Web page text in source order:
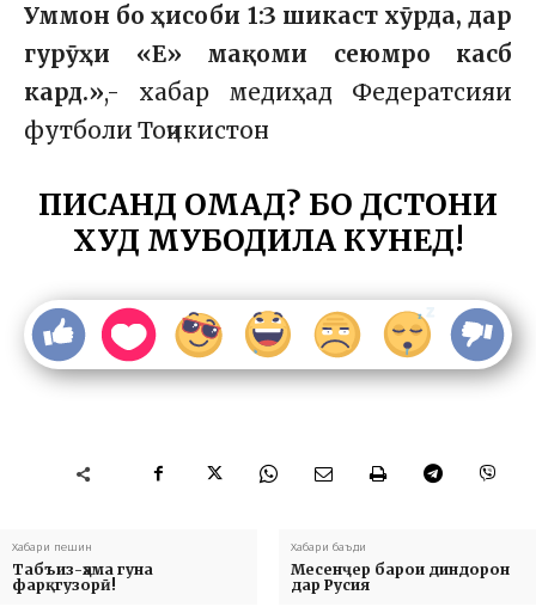
Уммон бо ҳисоби 1:3 шикаст хӯрда, дар
гурӯҳи «Е» мақоми сеюмро касб
кард.»,- хабар медиҳад Федератсияи
футболи Тоҷикистон
ПИСАНД ОМАД? БО ДӮСТОНИ
ХУД МУБОДИЛА КУНЕД!
Хабари пешин
Табъиз-ҳама гуна
фарқгузорӣ!
Хабари баъди
Месенҷер барои диндорон
дар Русия